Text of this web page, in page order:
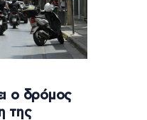
ο δρόμος
της